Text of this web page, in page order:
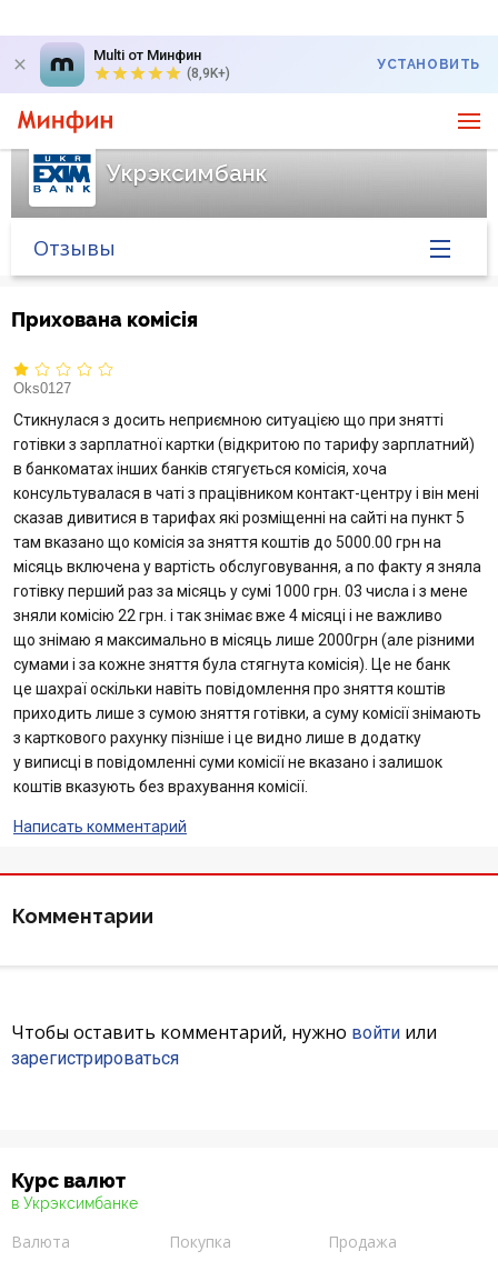
Multi от Минфин
(8,9K+)
УСТАНОВИТЬ
Укрэксимбанк
Банк в новостях
Курс валют в банке
Вопросы банку
Отзывы
Отзывы
Депозиты юр. лиц
Кредити для бізнеса
Карты
Отделения и банкоматы
Банки-партнеры
Акции
Прихована комісія
Oks0127
Стикнулася з досить неприємною ситуацією що при знятті
готівки з зарплатної картки (відкритою по тарифу зарплатний)
в банкоматах інших банків стягується комісія, хоча
консультувалася в чаті з працівником контакт-центру і він мені
сказав дивитися в тарифах які розміщенні на сайті на пункт 5
там вказано що комісія за зняття коштів до 5000.00 грн на
місяць включена у вартість обслуговування, а по факту я зняла
готівку перший раз за місяць у сумі 1000 грн. 03 числа і з мене
зняли комісію 22 грн. і так знімає вже 4 місяці і не важливо
що знімаю я максимально в місяць лише 2000грн (але різними
сумами і за кожне зняття була стягнута комісія). Це не банк
це шахраї оскільки навіть повідомлення про зняття коштів
приходить лише з сумою зняття готівки, а суму комісії знімають
з карткового рахунку пізніше і це видно лише в додатку
у виписці в повідомленні суми комісії не вказано і залишок
коштів вказують без врахування комісії.
Написать комментарий
Комментарии
Чтобы оставить комментарий, нужно войти или
зарегистрироваться
Курс валют
в Укрэксимбанке
Валюта Покупка
Продажа